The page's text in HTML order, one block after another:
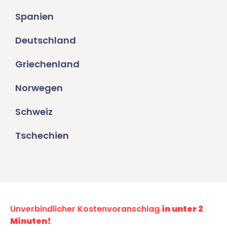
Spanien
Deutschland
Griechenland
Norwegen
Schweiz
Tschechien
Unverbindlicher Kostenvoranschlag in unter 2
Minuten!